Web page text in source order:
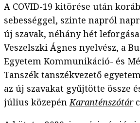
A COVID-19 kitörése után
sebességgel, szinte napról
új szavak, néhány hét
Veszelszki Ágnes nyelvész, a
Egyetem Kommunikáció- és
Tanszék tanszékvezető
az új szavakat gyűjtötte össze
július közepénKaranténszótár